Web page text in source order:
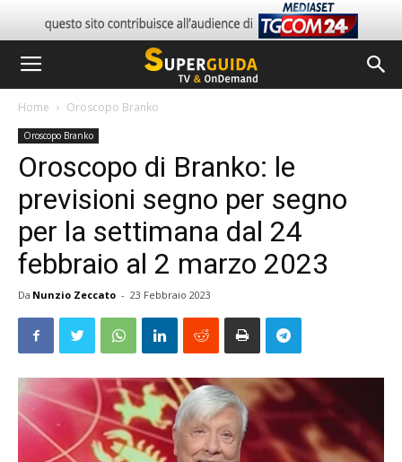
Home Oroscopo Branko
Oroscopo Branko
Oroscopo di Branko: le
previsioni segno per segno
per la settimana dal 24
febbraio al 2 marzo 2023
Da Nunzio Zeccato - 23 Febbraio 2023